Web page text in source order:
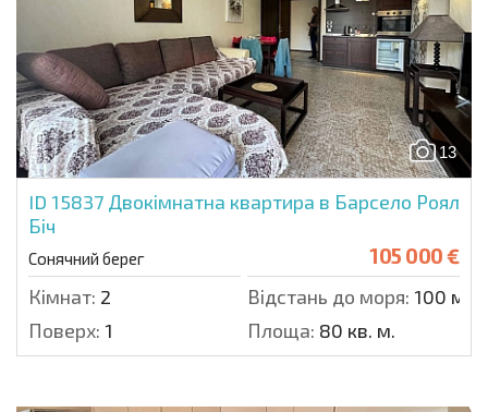
13
ID 15837 Двокімнатна квартира в Барсело Роял
Біч
Сонячний берег 105 000 €
Кімнат: 2 Відстань до моря: 100 м.
Поверх: 1 Площа: 80 кв. м.